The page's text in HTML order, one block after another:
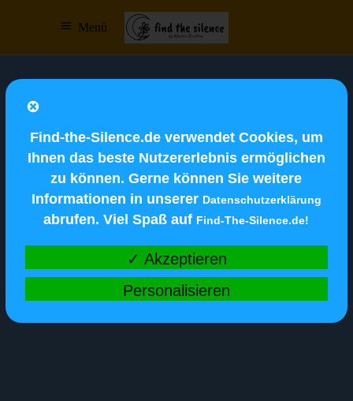
Menü
Find-the-Silence.de verwendet Cookies, um
Ihnen das beste Nutzererlebnis ermöglichen
zu können. Gerne können Sie weitere
Informationen in unserer Datenschutzerklärung
abrufen. Viel Spaß auf Find-The-Silence.de!
✓ Akzeptieren
Personalisieren